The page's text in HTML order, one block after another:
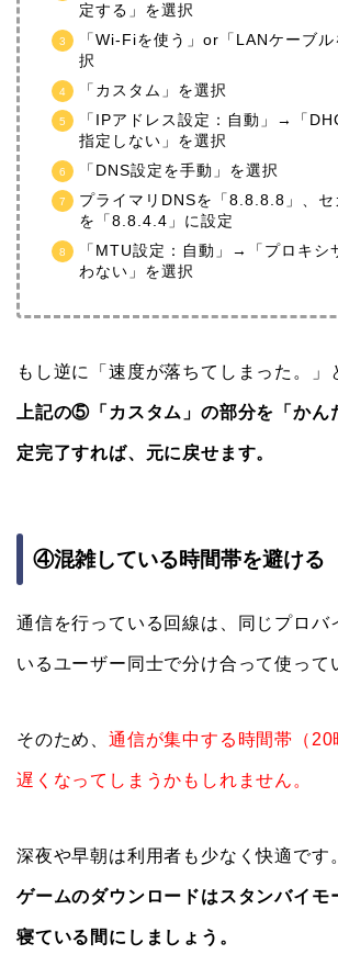
定する」を選択
「Wi-Fiを使う」or「LANケーブ
択
「カスタム」を選択
「IPアドレス設定：自動」→「
指定しない」を選択
「DNS設定を手動」を選択
プライマリDNSを「8.8.8.8」、セ
を「8.8.4.4」に設定
「MTU設定：自動」→「プロキシ
わない」を選択
もし逆に「速度が落ちてしまった。」
上記の⑤「カスタム」の部分を「かん
定完了すれば、元に戻せます。
④混雑している時間帯を避ける
通信を行っている回線は、同じプロバ
いるユーザー同士で分け合って使って
そのため、 通信が集中する時間帯（20
遅くなってしまうかもしれません。
深夜や早朝は利用者も少なく快適です。
ゲームのダウンロードはスタンバイモ
寝ている間にしましょう。